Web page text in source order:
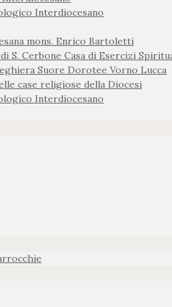
Interdiocesano
mons. Enrico Bartoletti
S. Cerbone Casa di Esercizi
Suore Dorotee Vorno Lucca
case religiose della Diocesi
Interdiocesano